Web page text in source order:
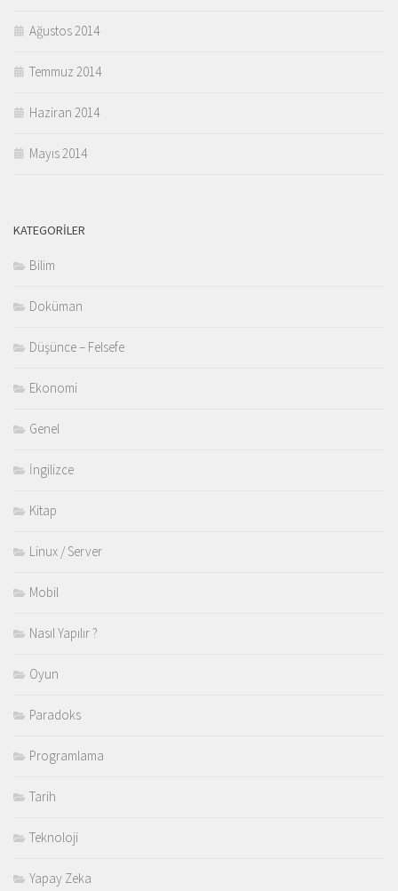
Ağustos 2014
Temmuz 2014
Haziran 2014
Mayıs 2014
KATEGORILER
Bilim
Doküman
Düşünce – Felsefe
Ekonomi
Genel
İngilizce
Kitap
Linux / Server
Mobil
Nasıl Yapılır ?
Oyun
Paradoks
Programlama
Tarih
Teknoloji
Yapay Zeka